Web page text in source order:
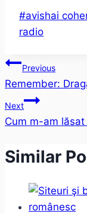
Post
Tags:
#avishai
radio
Post
Previous
Remember:
Next
Cum m-am
Similar